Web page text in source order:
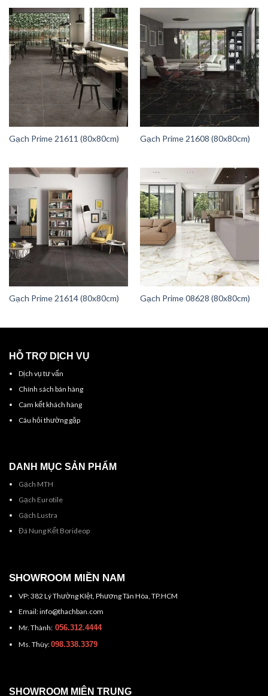
Gạch Prime 21611 (80x80cm) Gạch Prime 21608 (80x80cm)
Gạch Prime 21614 (80x80cm) Gạch Prime 08628 (80x80cm)
HỖ TRỢ DỊCH VỤ
Dịch vụ tư vấn
Chính sách bán hàng
Cam kết khách hàng
Câu hỏi thường gặp
DANH MỤC SẢN PHẨM
Gạch MTH
Gạch Eurotile
Gạch Lustra
Đá Nung Kết Borideop
SHOWROOM MIỀN NAM
VP: 382 Lý Thường KIệt, Phương Tân Hòa, TP.HCM
Email: info@thachban.com
Mr. Thành:056.312.4444
Ms. Thùy:098.338.3379
SHOWROOM MIÊN TRUNG